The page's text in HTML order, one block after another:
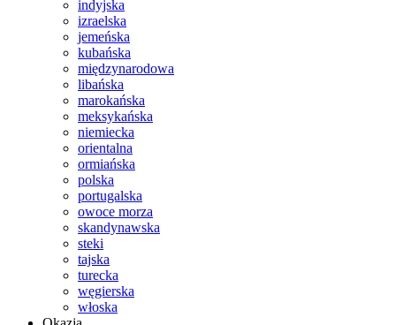
indyjska
izraelska
jemeńska
kubańska
międzynarodowa
libańska
marokańska
meksykańska
niemiecka
orientalna
ormiańska
polska
portugalska
owoce morza
skandynawska
steki
tajska
turecka
węgierska
włoska